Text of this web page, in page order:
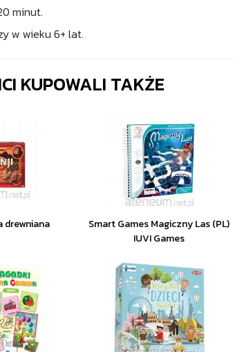
minut.
w wieku 6+ lat.
KUPOWALI TAKŻE
drewniana
Smart Games Magiczny Las (PL)
IUVI Games